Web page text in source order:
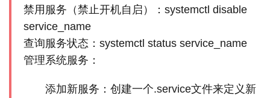
禁用服务（禁止开机自启）：systemctl disable
service_name
查询服务状态：systemctl status service_name
管理系统服务：
添加新服务：创建一个.service文件来定义新